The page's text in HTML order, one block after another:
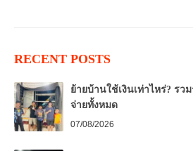
RECENT POSTS
ย้ายบ้านใช้เงินเท่าไหร่? ร
จ่ายทั้งหมด
07/08/2026